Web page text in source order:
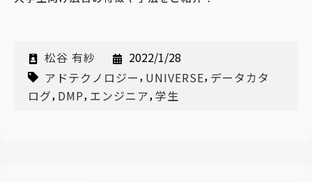
松谷 有紗
2022/1/28
アドテクノロジー, UNIVERSE, データカタ
ログ, DMP, エンジニア, 学生